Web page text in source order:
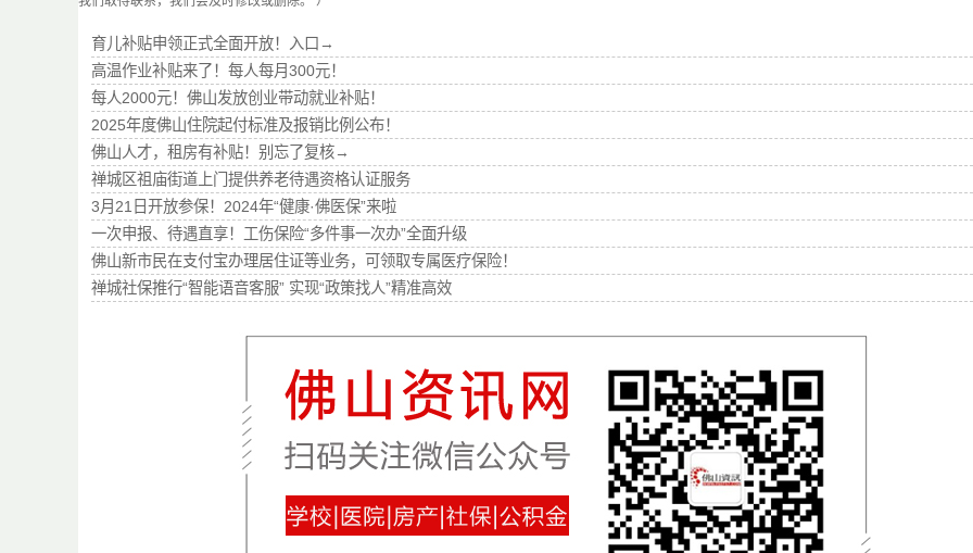
育儿补贴申领正式全面开放！入口→
高温作业补贴来了！每人每月300元！
每人2000元！佛山发放创业带动就业补贴！
2025年度佛山住院起付标准及报销比例公布！
佛山人才，租房有补贴！别忘了复核→
禅城区祖庙街道上门提供养老待遇资格认证服务
3月21日开放参保！2024年“健康·佛医保”来啦
一次申报、待遇直享！工伤保险“多件事一次办”全面升级
佛山新市民在支付宝办理居住证等业务，可领取专属医疗保险！
禅城社保推行“智能语音客服” 实现“政策找人”精准高效